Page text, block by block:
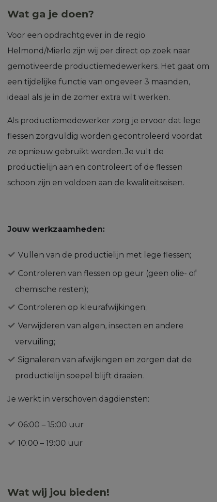
Wat ga je doen?
Voor een opdrachtgever in de regio
Helmond/Mierlo zijn wij per direct op zoek naar
gemotiveerde productiemedewerkers. Het gaat om
een tijdelijke functie van ongeveer 3 maanden,
ideaal als je in de zomer extra wilt werken.
Als productiemedewerker zorg je ervoor dat lege
flessen zorgvuldig worden gecontroleerd voordat
ze opnieuw gebruikt worden. Je vult de
productielijn aan en controleert of de flessen
schoon zijn en voldoen aan de kwaliteitseisen.
Jouw werkzaamheden:
Vullen van de productielijn met lege flessen;
Controleren van flessen op geur (geen olie- of
chemische resten);
Controleren op kleurafwijkingen;
Verwijderen van algen, insecten en andere
vervuiling;
Signaleren van afwijkingen en zorgen dat de
productielijn soepel blijft draaien.
Je werkt in verschoven dagdiensten:
06:00 – 15:00 uur
10:00 – 19:00 uur
Wat wij jou bieden!